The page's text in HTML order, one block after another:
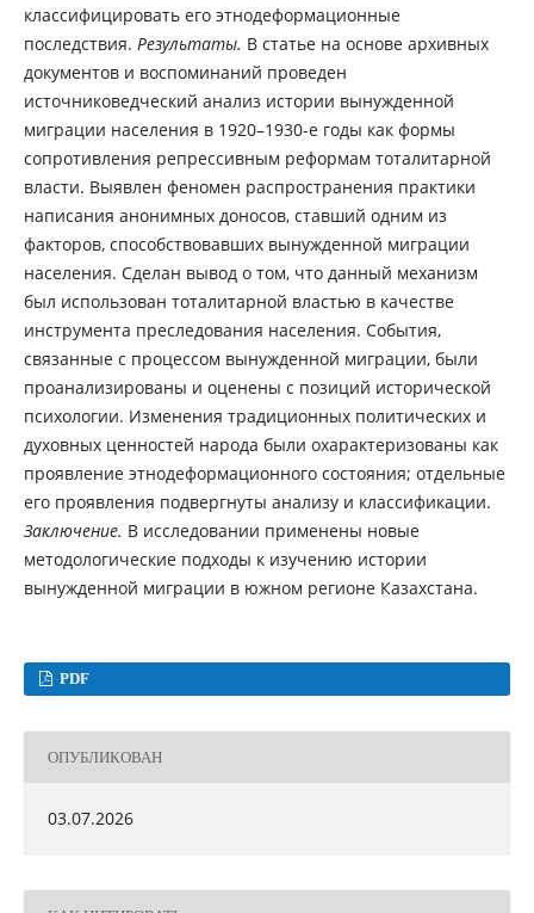
классифицировать его этнодеформационные
последствия. Результаты. В статье на основе архивных
документов и воспоминаний проведен
источниковедческий анализ истории вынужденной
миграции населения в 1920–1930-е годы как формы
сопротивления репрессивным реформам тоталитарной
власти. Выявлен феномен распространения практики
написания анонимных доносов, ставший одним из
факторов, способствовавших вынужденной миграции
населения. Сделан вывод о том, что данный механизм
был использован тоталитарной властью в качестве
инструмента преследования населения. События,
связанные с процессом вынужденной миграции, были
проанализированы и оценены с позиций исторической
психологии. Изменения традиционных политических и
духовных ценностей народа были охарактеризованы как
проявление этнодеформационного состояния; отдельные
его проявления подвергнуты анализу и классификации.
Заключение. В исследовании применены новые
методологические подходы к изучению истории
вынужденной миграции в южном регионе Казахстана.
PDF
ОПУБЛИКОВАН
03.07.2026